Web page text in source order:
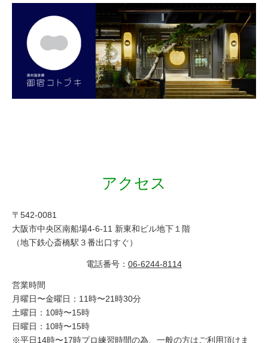
アクセス
〒542-0081
大阪市中央区南船場4-6-11 新東和ビル地下１階
（地下鉄心斎橋駅３番出口すぐ）
電話番号： 06-6244-8114
営業時間
月曜日〜金曜日：11時〜21時30分
土曜日：10時〜15時
日曜日：10時〜15時
※平日14時〜17時プロ練習時間の為、一般の方はご利用頂けま